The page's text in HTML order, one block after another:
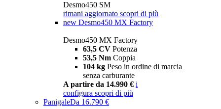
Desmo450 SM
rimani aggiornato scopri di più
new Desmo450 MX Factory
Desmo450 MX Factory
63,5 CV Potenza
53,5 Nm Coppia
104 kg Peso in ordine di marcia
senza carburante
A partire da 14.990 € i
configura scopri di più
PanigaleDa 16.790 €